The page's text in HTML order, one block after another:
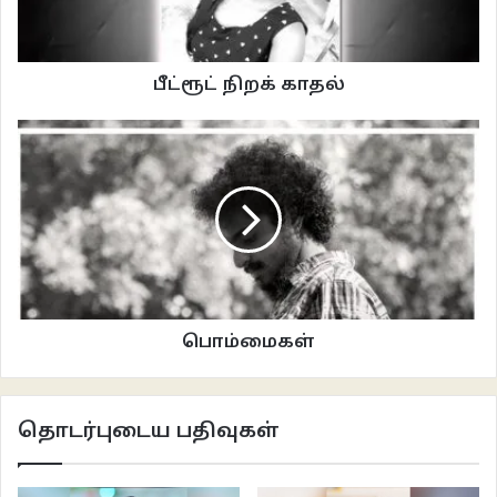
ஆரம்பித்தார்
ஹெச்.எஸ் ஸுக்கு மனதளவில் பாதிப்பு இருக்கிறதெனவும் ஆனால்
.மாத்திரை மருந்துகளால்
தான் எனவும்,ஒருகாலத்தில் பேரெடுத்த கெடுபிடியான ஜி.கே என்று துறை
வட்டாரத்தில் பிரபலமானவராக மதிக்கப்படும் கிருஷ்ணமூர்த்தி வீட்டிற்கு மே
மாதம் வந்ததையும்,அவருக்கு ஒருவகையில் ஹெச்.எஸ் உறவினர் என்றும்
கொஞ்சம் அட்ஜெஸ்ட் பண்ணிக்கோங்க என்றும் கூறியதாகச் சொன்னார்.
அவரின்
மனைவி உடன் வந்திருந்ததையும் கவனப்படுத்தினார். அவர் ரயில்வேயில்
உயர் பொறுப்பில் பணி செய்கிறார் என்று கூறும் போது பொறுக்கமாட்டாத
மாணிக்கம்
பயக ஒருமாதிரி சிரிக்கிறாய்ங்க.நமக்கே பாக்க கஷ்டமாயிருக்கு” என்றார்.
பீட்ரூட் நிறக் காதல்
பொம்மைகள்
தொடர்புடைய பதிவுகள்